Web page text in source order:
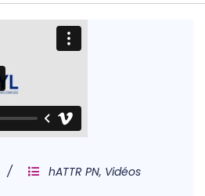
hATTR PN, Vidéos